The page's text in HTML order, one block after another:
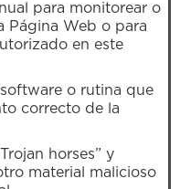
para monitorear o
Página Web o para
en este
o rutina que
correcto de la
horses” y
material malicioso